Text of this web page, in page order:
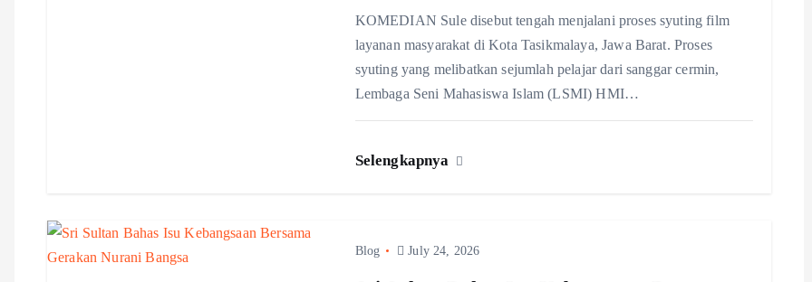
KOMEDIAN Sule disebut tengah menjalani proses syuting film
layanan masyarakat di Kota Tasikmalaya, Jawa Barat. Proses
syuting yang melibatkan sejumlah pelajar dari sanggar cermin,
Lembaga Seni Mahasiswa Islam (LSMI) HMI…
Selengkapnya
Blog July 24, 2026